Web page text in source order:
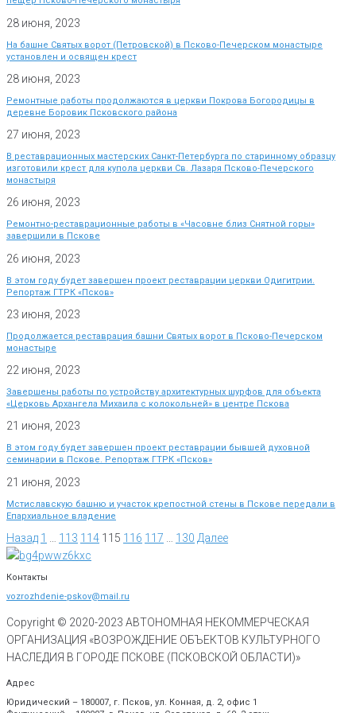
28 июня, 2023
На башне Святых ворот (Петровской) в Псково-Печерском монастыре
установлен и освящен крест
28 июня, 2023
Ремонтные работы продолжаются в церкви Покрова Богородицы в
деревне Боровик Псковского района
27 июня, 2023
В реставрационных мастерских Санкт-Петербурга по старинному образцу
изготовили крест для купола церкви Св. Лазаря Псково-Печерского
монастыря
26 июня, 2023
Ремонтно-реставрационные работы в «Часовне близ Снятной горы»
завершили в Пскове
26 июня, 2023
В этом году будет завершен проект реставрации церкви Одигитрии.
Репортаж ГТРК «Псков»
23 июня, 2023
Продолжается реставрация башни Святых ворот в Псково-Печерском
монастыре
22 июня, 2023
Завершены работы по устройству архитектурных шурфов для объекта
«Церковь Архангела Михаила с колокольней» в центре Пскова
21 июня, 2023
В этом году будет завершен проект реставрации бывшей духовной
семинарии в Пскове. Репортаж ГТРК «Псков»
21 июня, 2023
Мстиславскую башню и участок крепостной стены в Пскове передали в
Епархиальное владение
Назад 1 113 114 115 116 117 130 Далее
Контакты
vozrozhdenie-pskov@mail.ru
Copyright © 2020-2023 АВТОНОМНАЯ НЕКОММЕРЧЕСКАЯ
ОРГАНИЗАЦИЯ «ВОЗРОЖДЕНИЕ ОБЪЕКТОВ КУЛЬТУРНОГО
НАСЛЕДИЯ В ГОРОДЕ ПСКОВЕ (ПСКОВСКОЙ ОБЛАСТИ)»
Адрес
Юридический – 180007, г. Псков, ул. Конная, д. 2, офис 1